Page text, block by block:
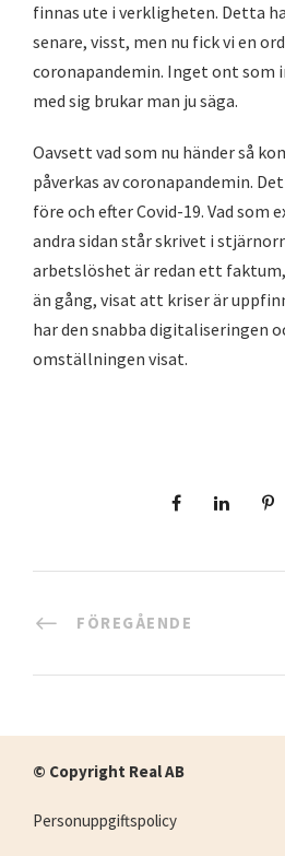
finnas ute i verkligheten. Detta
senare, visst, men nu fick vi en
coronapandemin. Inget ont
med sig brukar man ju säga.
Oavsett vad som nu händer så
påverkas av coronapandemin.
före och efter Covid-19. Vad som
andra sidan står skrivet i
arbetslöshet är redan ett faktum,
än gång, visat att kriser är
har den snabba digitaliseringen
omställningen visat.
FÖREGÅENDE
© Copyright Real AB
Personuppgiftspolicy